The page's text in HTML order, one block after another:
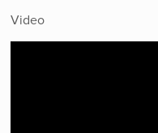
Video